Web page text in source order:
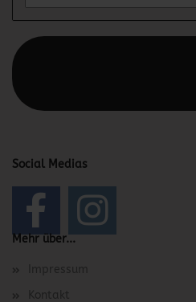
Social Medias
Mehr über...
Impressum
Kontakt